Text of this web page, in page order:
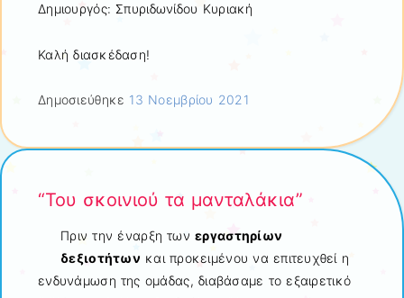
Δημιουργός: Σπυριδωνίδου Κυριακή
Καλή διασκέδαση!
Δημοσιεύθηκε 13 Νοεμβρίου 2021
“Του σκοινιού τα μανταλάκια”
Πριν την έναρξη τωνεργαστηρίων
δεξιοτήτων και προκειμένου να επιτευχθεί η
ενδυνάμωση της ομάδας, διαβάσαμε το εξαιρετικό